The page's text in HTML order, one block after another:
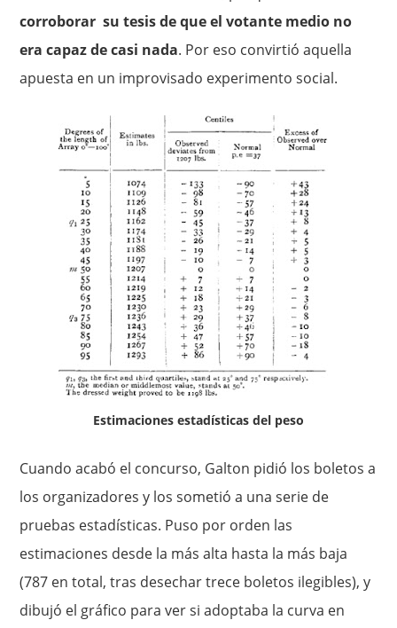
corroborar su tesis de que el votante medio no
era capaz de casi nada. Por eso convirtió aquella
apuesta en un improvisado experimento social.
Estimaciones estadísticas del peso
Cuando acabó el concurso, Galton pidió los boletos a
los organizadores y los sometió a una serie de
pruebas estadísticas. Puso por orden las
estimaciones desde la más alta hasta la más baja
(787 en total, tras desechar trece boletos ilegibles), y
dibujó el gráfico para ver si adoptaba la curva en